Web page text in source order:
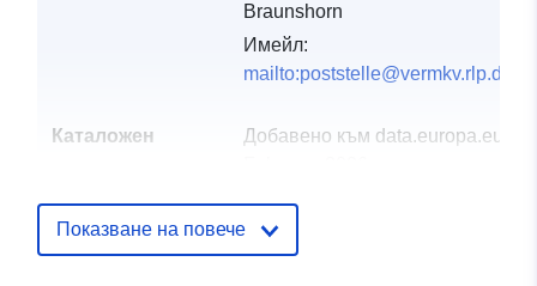
Braunshorn
Имейл:
mailto:poststelle@vermkv.rlp.de
Каталожен
Добавено към data.europa.eu:
25 July 2026
Показване на повече